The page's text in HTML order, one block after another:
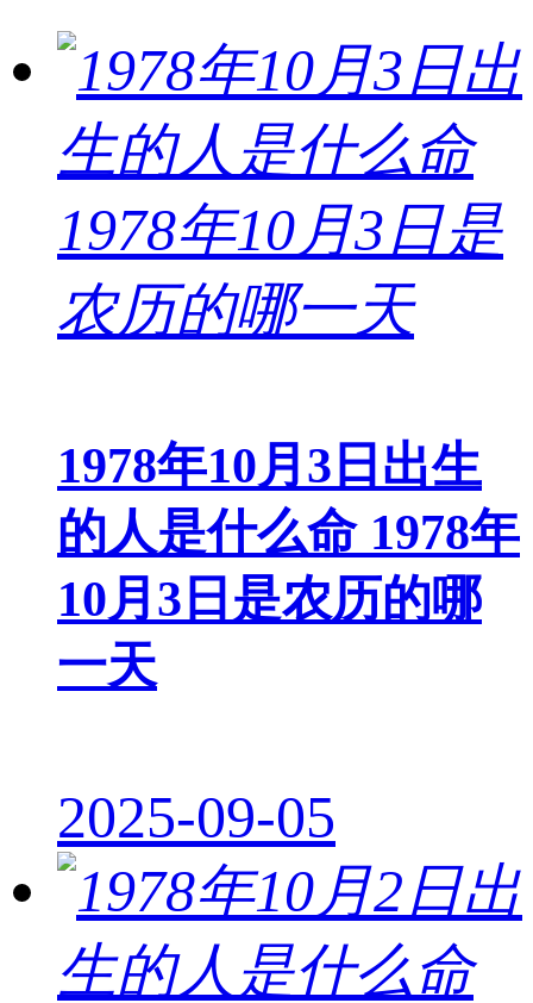
1978年10月3日出生
的人是什么命 1978年
10月3日是农历的哪
一天
2025-09-05